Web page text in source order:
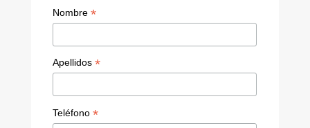
a
n
Nombre *
Apellidos *
Teléfono *